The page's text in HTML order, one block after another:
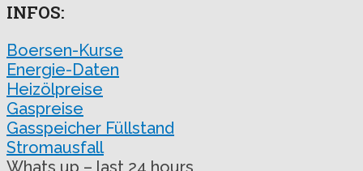
INFOS:
Boersen-Kurse
Energie-Daten
Heizölpreise
Gaspreise
Gasspeicher Füllstand
Stromausfall
Whats up – last 24 hours